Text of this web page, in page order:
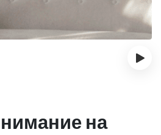
›
на